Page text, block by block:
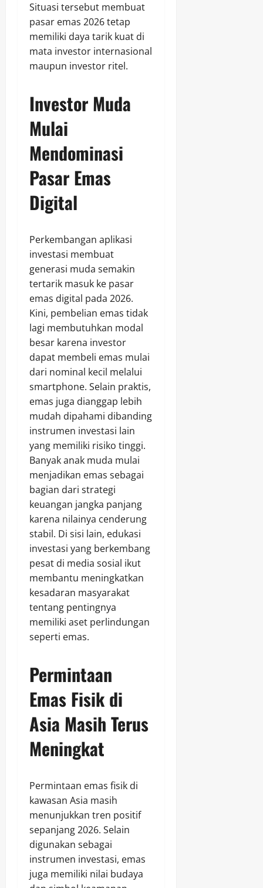
Situasi tersebut membuat
pasar emas 2026 tetap
memiliki daya tarik kuat di
mata investor internasional
maupun investor ritel.
Investor Muda
Mulai
Mendominasi
Pasar Emas
Digital
Perkembangan aplikasi
investasi membuat
generasi muda semakin
tertarik masuk ke pasar
emas digital pada 2026.
Kini, pembelian emas tidak
lagi membutuhkan modal
besar karena investor
dapat membeli emas mulai
dari nominal kecil melalui
smartphone. Selain praktis,
emas juga dianggap lebih
mudah dipahami dibanding
instrumen investasi lain
yang memiliki risiko tinggi.
Banyak anak muda mulai
menjadikan emas sebagai
bagian dari strategi
keuangan jangka panjang
karena nilainya cenderung
stabil. Di sisi lain, edukasi
investasi yang berkembang
pesat di media sosial ikut
membantu meningkatkan
kesadaran masyarakat
tentang pentingnya
memiliki aset perlindungan
seperti emas.
Permintaan
Emas Fisik di
Asia Masih Terus
Meningkat
Permintaan emas fisik di
kawasan Asia masih
menunjukkan tren positif
sepanjang 2026. Selain
digunakan sebagai
instrumen investasi, emas
juga memiliki nilai budaya